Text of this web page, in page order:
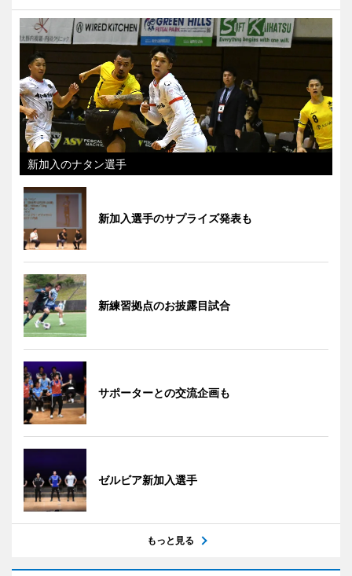
新加入のナタン選手
新加入選手のサプライズ発表も
新練習拠点のお披露目試合
サポーターとの交流企画も
ゼルビア新加入選手
もっと見る